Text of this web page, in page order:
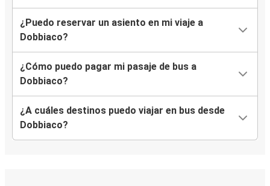
¿Puedo reservar un asiento en mi viaje a
Dobbiaco?
¿Cómo puedo pagar mi pasaje de bus a
Dobbiaco?
¿A cuáles destinos puedo viajar en bus desde
Dobbiaco?